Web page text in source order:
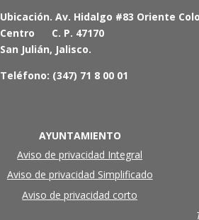
Ubicación. Av. Hidalgo #83 Oriente
Centro C. P. 47170
San Julián, Jalisco.
Teléfono: (347) 71 8 00 01
AYUNTAMIENTO
Aviso de privacidad Integral
Aviso de privacidad Simplificado
Aviso de privacidad corto